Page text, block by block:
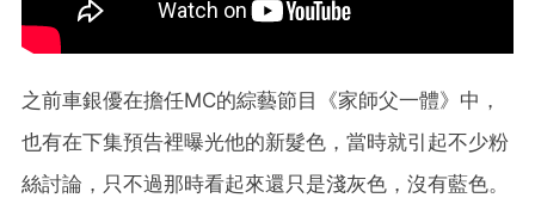
之前車銀優在擔任MC的綜藝節目《家師父一體》中，
也有在下集預告裡曝光他的新髮色，當時就引起不少粉
絲討論，只不過那時看起來還只是淺灰色，沒有藍色。